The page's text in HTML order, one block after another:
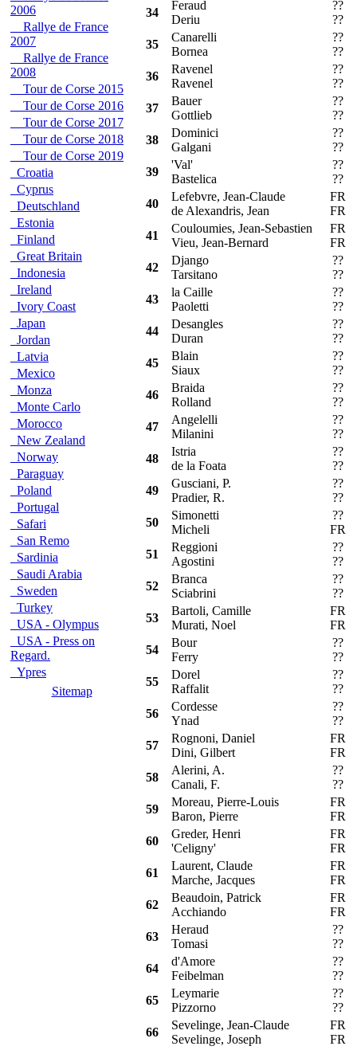
2006
Rallye de France
2007
Rallye de France
2008
Tour de Corse 2015
Tour de Corse 2016
Tour de Corse 2017
Tour de Corse 2018
Tour de Corse 2019
Croatia
Cyprus
Deutschland
Estonia
Finland
Great Britain
Indonesia
Ireland
Ivory Coast
Japan
Jordan
Latvia
Mexico
Monza
Monte Carlo
Morocco
New Zealand
Norway
Paraguay
Poland
Portugal
Safari
San Remo
Sardinia
Saudi Arabia
Sweden
Turkey
USA - Olympus
USA - Press on
Regard.
Ypres
Sitemap
34
Feraud
Deriu
??
??
35
Canarelli
Bornea
??
??
36
Ravenel
Ravenel
??
??
37
Bauer
Gottlieb
??
??
38
Dominici
Galgani
??
??
39
'Val'
Bastelica
??
??
40
Lefebvre, Jean-Claude
de Alexandris, Jean
FR
FR
41
Couloumies, Jean-Sebastien
Vieu, Jean-Bernard
FR
FR
42
Django
Tarsitano
??
??
43
la Caille
Paoletti
??
??
44
Desangles
Duran
??
??
45
Blain
Siaux
??
??
46
Braida
Rolland
??
??
47
Angelelli
Milanini
??
??
48
Istria
de la Foata
??
??
49
Gusciani, P.
Pradier, R.
??
??
50
Simonetti
Micheli
??
FR
51
Reggioni
Agostini
??
??
52
Branca
Sciabrini
??
??
53
Bartoli, Camille
Murati, Noel
FR
FR
54
Bour
Ferry
??
??
55
Dorel
Raffalit
??
??
56
Cordesse
Ynad
??
??
57
Rognoni, Daniel
Dini, Gilbert
FR
FR
58
Alerini, A.
Canali, F.
??
??
59
Moreau, Pierre-Louis
Baron, Pierre
FR
FR
60
Greder, Henri
'Celigny'
FR
FR
61
Laurent, Claude
Marche, Jacques
FR
FR
62
Beaudoin, Patrick
Acchiando
FR
FR
63
Heraud
Tomasi
??
??
64
d'Amore
Feibelman
??
??
65
Leymarie
Pizzorno
??
??
66
Sevelinge, Jean-Claude
Sevelinge, Joseph
FR
FR